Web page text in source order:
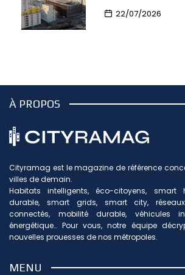
22/07/2026
À PROPOS
Cityramag est le magazine de référence
villes de demain.
Habitats intelligents, éco-citoyens, smart
durable, smart grids, smart city,
connectés, mobilité durable, véhicules
énergétique… Pour vous, notre équipe
nouvelles prouesses de nos métropoles.
MENU